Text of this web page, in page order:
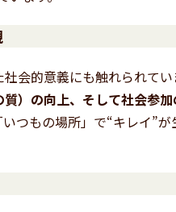
会的意義にも触れられて
）の向上、そして社会参
つもの場所」で“キレイ”